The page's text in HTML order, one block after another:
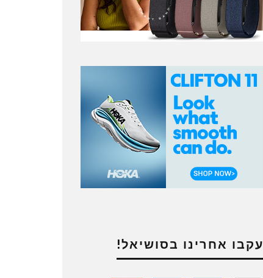
עקבו אחרינו בסושיאל!